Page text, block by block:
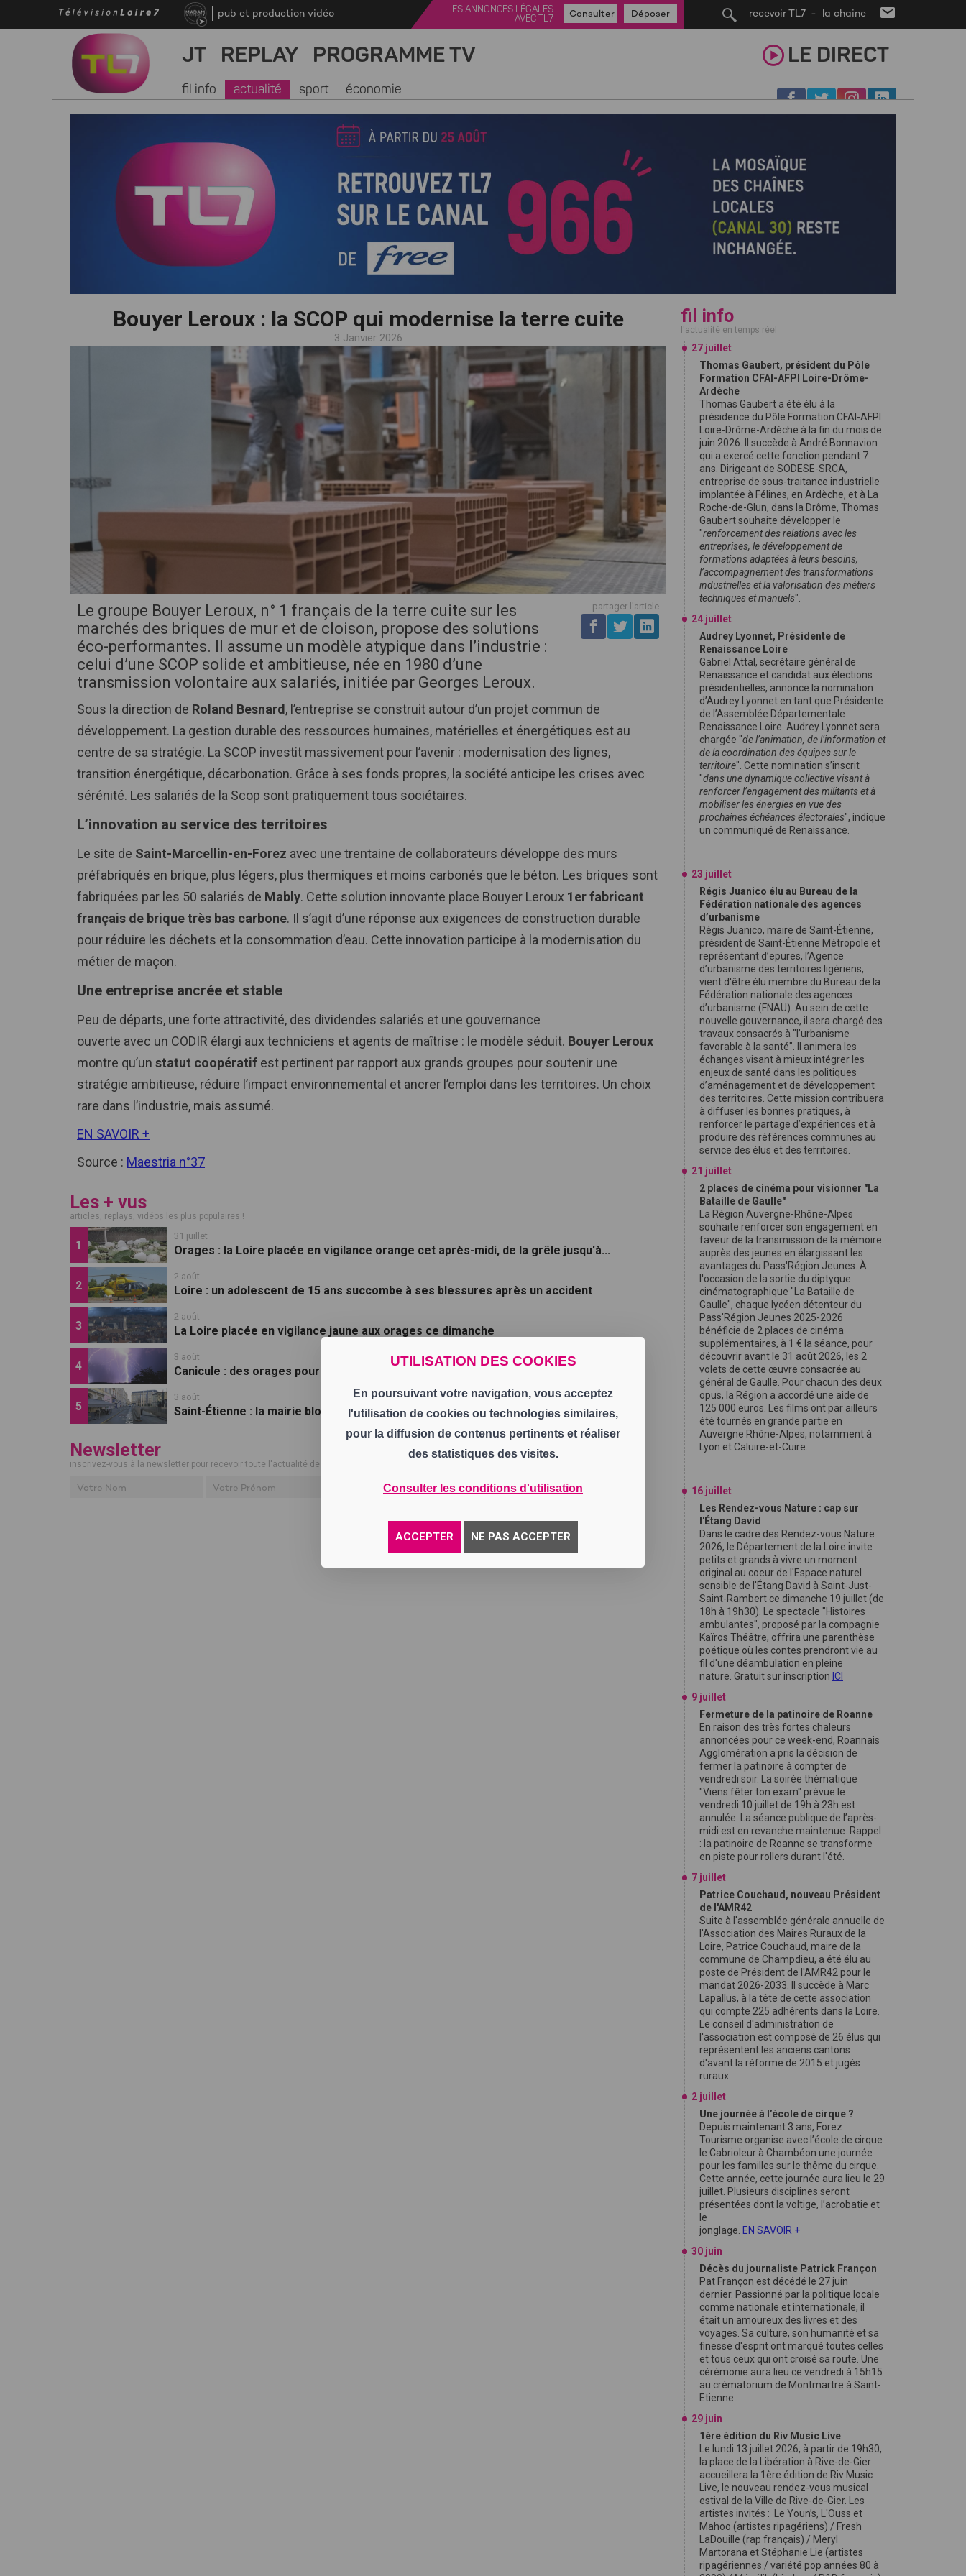
UTILISATION DES COOKIES
En poursuivant votre navigation, vous acceptez
l'utilisation de cookies ou technologies similaires,
pour la diffusion de contenus pertinents et réaliser
des statistiques des visites.
Consulter les conditions d'utilisation
ACCEPTER NE PAS ACCEPTER
recevoir TL7 - la chaine
pub et production vidéo
LES ANNONCES LÉGALES
AVEC TL7
Consulter Déposer
JT REPLAY PROGRAMME TV LE DIRECT
fil info actualité sport économie
Bouyer Leroux : la SCOP qui modernise la terre cuite
3 Janvier 2026
cliquez pour zoomer
Le groupe Bouyer Leroux, n° 1 français de la terre cuite sur les
marchés des briques de mur et de cloison, propose des solutions
éco-performantes. Il assume un modèle atypique dans l’industrie :
celui d’une SCOP solide et ambitieuse, née en 1980 d’une
transmission volontaire aux salariés, initiée par Georges Leroux.
partager l'article
Sous la direction de Roland Besnard , l’entreprise se construit autour d’un projet commun de
développement. La gestion durable des ressources humaines, matérielles et énergétiques est au
centre de sa stratégie. La SCOP investit massivement pour l’avenir : modernisation des lignes,
transition énergétique, décarbonation. Grâce à ses fonds propres, la société anticipe les crises avec
sérénité. Les salariés de la Scop sont pratiquement tous sociétaires.
L’innovation au service des territoires
Le site de Saint-Marcellin-en-Forez avec une trentaine de collaborateurs développe des murs
préfabriqués en brique, plus légers, plus thermiques et moins carbonés que le béton. Les briques sont
fabriquées par les 50 salariés de Mably. Cette solution innovante place Bouyer Leroux 1er fabricant
français de brique très bas carbone. Il s’agit d’une réponse aux exigences de construction durable
pour réduire les déchets et la consommation d’eau. Cette innovation participe à la modernisation du
métier de maçon.
Une entreprise ancrée et stable
Peu de départs, une forte attractivité, des dividendes salariés et une gouvernance
ouverte avec un CODIR élargi aux techniciens et agents de maîtrise : le modèle séduit. Bouyer Leroux
montre qu’un statut coopératif est pertinent par rapport aux grands groupes pour soutenir une
stratégie ambitieuse, réduire l’impact environnemental et ancrer l’emploi dans les territoires. Un choix
rare dans l’industrie, mais assumé.
EN SAVOIR +
Source : Maestria n°37
Les + vus
articles, replays, vidéos les plus populaires !
31 juillet
Orages : la Loire placée en vigilance orange cet après-midi, de la grêle jusqu'à...
2 août
Loire : un adolescent de 15 ans succombe à ses blessures après un accident
2 août
La Loire placée en vigilance jaune aux orages ce dimanche
3 août
Canicule : des orages pourraient frapper la Loire cet après-midi
3 août
Saint-Étienne : la mairie bloque l'arrivée d'un McDonald's à la place du Glasgow
Newsletter
inscrivez-vous à la newsletter pour recevoir toute l'actualité de la chaine
Ok
fil info
l'actualité en temps réel
27 juillet
Thomas Gaubert, président du Pôle
Formation CFAI-AFPI Loire-Drôme-
Ardèche
Thomas Gaubert a été élu à la
présidence du Pôle Formation CFAI-AFPI
Loire-Drôme-Ardèche à la fin du mois de
juin 2026. Il succède à André Bonnavion
qui a exercé cette fonction pendant 7
ans. Dirigeant de SODESE-SRCA,
entreprise de sous-traitance industrielle
implantée à Félines, en Ardèche, et à La
Roche-de-Glun, dans la Drôme, Thomas
Gaubert souhaite développer le
"renforcement des relations avec les
entreprises, le développement de
formations adaptées à leurs besoins,
l’accompagnement des transformations
industrielles et la valorisation des métiers
techniques et manuels".
24 juillet
Audrey Lyonnet, Présidente de
Renaissance Loire
Gabriel Attal, secrétaire général de
Renaissance et candidat aux élections
présidentielles, annonce la nomination
d’Audrey Lyonnet en tant que Présidente
de l’Assemblée Départementale
Renaissance Loire. Audrey Lyonnet sera
chargée "de l’animation, de l’information et
de la coordination des équipes sur le
territoire". Cette nomination s’inscrit
"dans une dynamique collective visant à
renforcer l’engagement des militants et à
mobiliser les énergies en vue des
prochaines échéances électorales", indique
un communiqué de Renaissance.
23 juillet
Régis Juanico élu au Bureau de la
Fédération nationale des agences
d’urbanisme
Régis Juanico, maire de Saint-Étienne,
président de Saint-Étienne Métropole et
représentant d’epures, l’Agence
d’urbanisme des territoires ligériens,
vient d'être élu membre du Bureau de la
Fédération nationale des agences
d’urbanisme (FNAU). Au sein de cette
nouvelle gouvernance, il sera chargé des
travaux consacrés à "l’urbanisme
favorable à la santé". Il animera les
échanges visant à mieux intégrer les
enjeux de santé dans les politiques
d’aménagement et de développement
des territoires. Cette mission contribuera
à diffuser les bonnes pratiques, à
renforcer le partage d’expériences et à
produire des références communes au
service des élus et des territoires.
21 juillet
2 places de cinéma pour visionner "La
Bataille de Gaulle"
La Région Auvergne-Rhône-Alpes
souhaite renforcer son engagement en
faveur de la transmission de la mémoire
auprès des jeunes en élargissant les
avantages du Pass'Région Jeunes. À
l'occasion de la sortie du diptyque
cinématographique "La Bataille de
Gaulle", chaque lycéen détenteur du
Pass'Région Jeunes 2025-2026
bénéficie de 2 places de cinéma
supplémentaires, à 1 € la séance, pour
découvrir avant le 31 août 2026, les 2
volets de cette œuvre consacrée au
général de Gaulle. Pour chacun des deux
opus, la Région a accordé une aide de
125 000 euros. Les films ont par ailleurs
été tournés en grande partie en
Auvergne Rhône-Alpes, notamment à
Lyon et Caluire-et-Cuire.
16 juillet
Les Rendez-vous Nature : cap sur
l'Étang David
Dans le cadre des Rendez-vous Nature
2026, le Département de la Loire invite
petits et grands à vivre un moment
original au coeur de l'Espace naturel
sensible de l'Étang David à Saint-Just-
Saint-Rambert ce dimanche 19 juillet (de
18h à 19h30). Le spectacle "Histoires
ambulantes", proposé par la compagnie
Kaïros Théâtre, offrira une parenthèse
poétique où les contes prendront vie au
fil d'une déambulation en pleine
nature. Gratuit sur inscription ICI
9 juillet
Fermeture de la patinoire de Roanne
En raison des très fortes chaleurs
annoncées pour ce week-end, Roannais
Agglomération a pris la décision de
fermer la patinoire à compter de
vendredi soir. La soirée thématique
"Viens fêter ton exam" prévue le
vendredi 10 juillet de 19h à 23h est
annulée. La séance publique de l’après-
midi est en revanche maintenue. Rappel
: la patinoire de Roanne se transforme
en piste pour rollers durant l'été.
7 juillet
Patrice Couchaud, nouveau Président
de l'AMR42
Suite à l'assemblée générale annuelle de
l'Association des Maires Ruraux de la
Loire, Patrice Couchaud, maire de la
commune de Champdieu, a été élu au
poste de Président de l'AMR42 pour le
mandat 2026-2033. Il succède à Marc
Lapallus, à la tête de cette association
qui compte 225 adhérents dans la Loire.
Le conseil d'administration de
l'association est composé de 26 élus qui
représentent les anciens cantons
d'avant la réforme de 2015 et jugés
ruraux.
2 juillet
Une journée à l’école de cirque ?
Depuis maintenant 3 ans, Forez
Tourisme organise avec l’école de cirque
le Cabrioleur à Chambéon une journée
pour les familles sur le thême du cirque.
Cette année, cette journée aura lieu le 29
juillet. Plusieurs disciplines seront
présentées dont la voltige, l’acrobatie et
le
jonglage. EN SAVOIR +
30 juin
Décès du journaliste Patrick Françon
Pat Françon est décédé le 27 juin
dernier. Passionné par la politique locale
comme nationale et internationale, il
était un amoureux des livres et des
voyages. Sa culture, son humanité et sa
finesse d'esprit ont marqué toutes celles
et tous ceux qui ont croisé sa route. Une
cérémonie aura lieu ce vendredi à 15h15
au crématorium de Montmartre à Saint-
Etienne.
29 juin
1ère édition du Riv Music Live
Le lundi 13 juillet 2026, à partir de 19h30,
la place de la Libération à Rive-de-Gier
accueillera la 1ère édition de Riv Music
Live, le nouveau rendez-vous musical
estival de la Ville de Rive-de-Gier. Les
artistes invités : Le Youn’s, L'Ouss et
Mahoo (artistes ripagériens) / Fresh
LaDouille (rap français) / Meryl
Martorana et Stéphanie Lie (artistes
ripagériennes / variété pop années 80 à